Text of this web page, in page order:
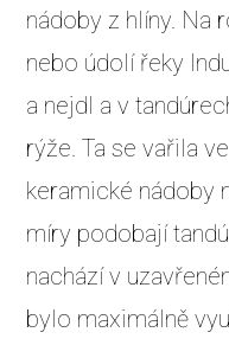
nádoby z hlíny. Na
nebo údolí řeky
a nejdl a v
rýže. Ta se vařila
keramické nádoby
míry podobají
nachází v
bylo maximálně